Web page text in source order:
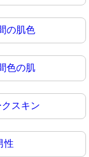
の肌色
色の肌
スキン
性